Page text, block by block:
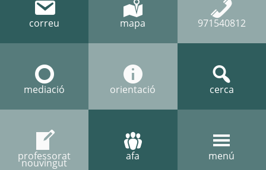
correu mapa 971540812
mediació orientació cerca
professorat
nouvingut
afa menú